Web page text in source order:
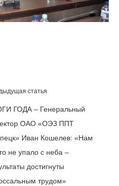
статья
ГОДА – Генеральный
ОАО «ОЭЗ ППТ
Иван Кошелев: «Нам
не упало с неба –
достигнуты
трудом»